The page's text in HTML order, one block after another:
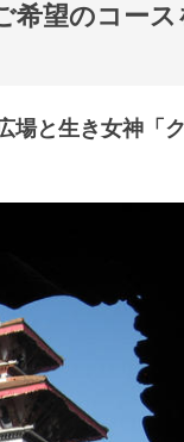
希望のコース
場と生き女神「